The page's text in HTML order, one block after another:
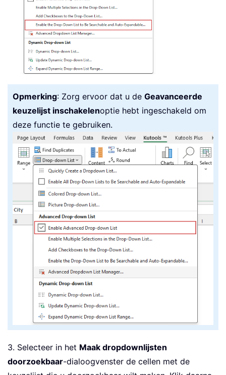
Opmerking: Zorg ervoor dat u de Geavanceerde
keuzelijst inschakelenoptie hebt ingeschakeld om
deze functie te gebruiken.
3. Selecteer in het Maak dropdownlijsten
doorzoekbaar-dialoogvenster de cellen met de